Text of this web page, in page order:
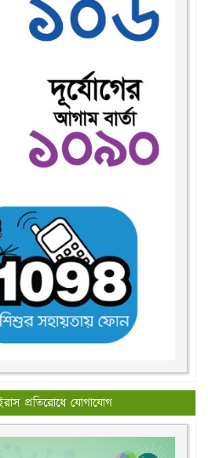
প্রতিরোধে যোগাযোগ